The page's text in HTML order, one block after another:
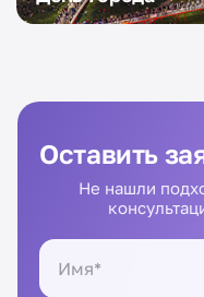
Оставить
Не нашли